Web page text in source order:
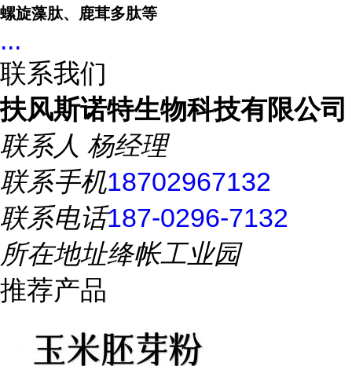
螺旋藻肽、鹿茸多肽等
...
联系我们
扶风斯诺特生物科技有限公司
联系人 杨经理
联系手机18702967132
联系电话187-0296-7132
所在地址绛帐工业园
推荐产品